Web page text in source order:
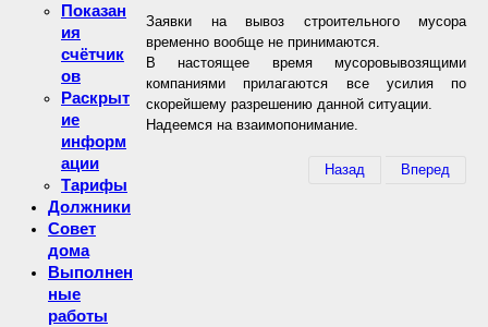
Показан
ия
счётчик
ов
Раскрыт
ие
информ
ации
Тарифы
Должники
Совет
дома
Выполнен
ные
работы
Заявки на вывоз строительного мусора
временно вообще не принимаются.
В настоящее время мусоровывозящими
компаниями прилагаются все усилия по
скорейшему разрешению данной ситуации.
Надеемся на взаимопонимание.
Назад Вперед